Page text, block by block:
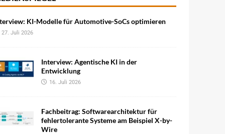
KI-Modelle für Automotive-SoCs optimieren
27. Juli 2026
Interview: Agentische KI in der
Entwicklung
16. Juli 2026
Fachbeitrag: Softwarearchitektur für
fehlertolerante Systeme am Beispiel X-by-
Wire